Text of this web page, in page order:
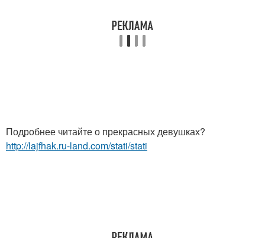
Подробнее читайте о прекрасных девушках?
http://lajfhak.ru-land.com/stati/stati